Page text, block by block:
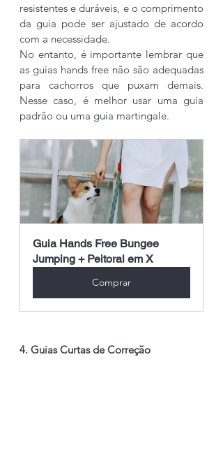
resistentes e duráveis, e o comprimento
da guia pode ser ajustado de acordo
com a necessidade.
No entanto, é importante lembrar que
as guias hands free não são adequadas
para cachorros que puxam demais.
Nesse caso, é melhor usar uma guia
padrão ou uma guia martingale.
Guia Hands Free Bungee
Jumping + Peitoral em X
Comprar
4. Guias Curtas de Correção